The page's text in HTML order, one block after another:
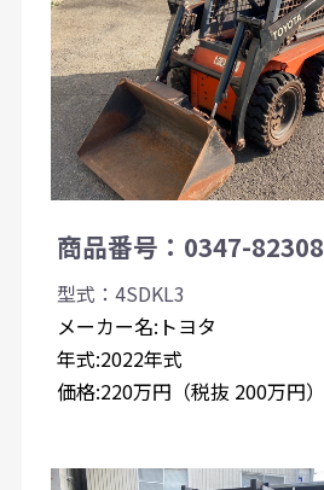
商品番号：0347-82308
型式：4SDKL3
メーカー名:トヨタ
年式:2022年式
価格:220万円（税抜 200万円）